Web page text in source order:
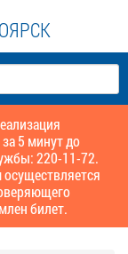
5 минут до
220-11-72.
билет.